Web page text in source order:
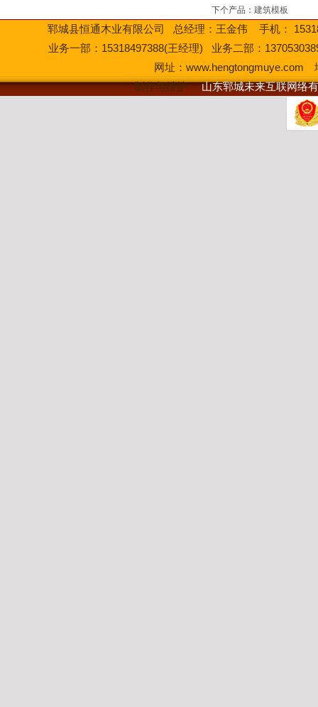
下个产品： 建筑模板
郓城县恒通木业有限公司 总经理：王金伟 手机：
业务一部：15318497388(王经理) 业务二部：
网址： www.hengtongmuye.com
制作与维护山东郓城未来互联网络